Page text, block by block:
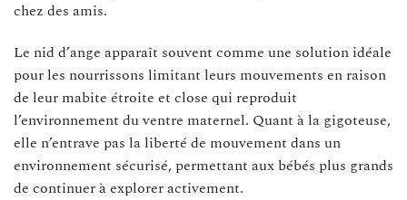
chez des amis.
Le nid d’ange apparaît souvent comme une solution idéale
pour les nourrissons limitant leurs mouvements en raison
de leur mabite étroite et close qui reproduit
l’environnement du ventre maternel. Quant à la gigoteuse,
elle n’entrave pas la liberté de mouvement dans un
environnement sécurisé, permettant aux bébés plus grands
de continuer à explorer activement.